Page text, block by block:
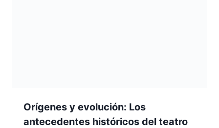
Orígenes y evolución: Los
antecedentes históricos del teatro